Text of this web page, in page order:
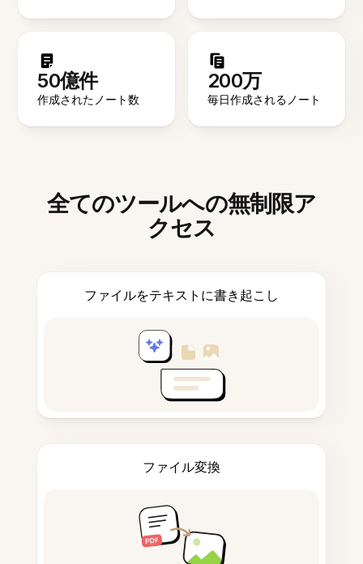
50億件
作成されたノート数
200万
毎日作成されるノート
全てのツールへの無制限ア
クセス
ファイルをテキストに書き起こし
ファイル変換